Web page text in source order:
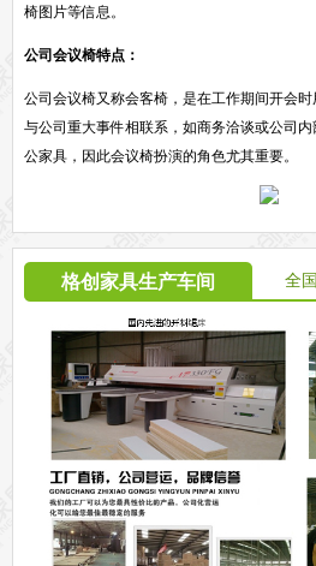
椅图片等信息。
公司会议椅特点：
公司会议椅又称会客椅，是在工作期间开会
与公司重大事件相联系，如商务洽谈或公司
公家具，因此会议椅扮演的角色尤其重要。
格创家具生产车间 全